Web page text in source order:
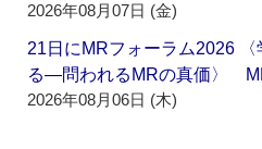
2026年08月07日 (金)
21日にMRフォーラム2026 〈
る―問われるMRの真価〉
2026年08月06日 (木)